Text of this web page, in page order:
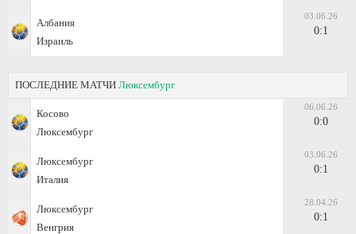
Албания
Израиль
03.06.26
0:1
ПОСЛЕДНИЕ МАТЧИ Люксембург
Косово
Люксембург
06.06.26
0:0
Люксембург
Италия
03.06.26
0:1
Люксембург
Венгрия
28.04.26
0:1